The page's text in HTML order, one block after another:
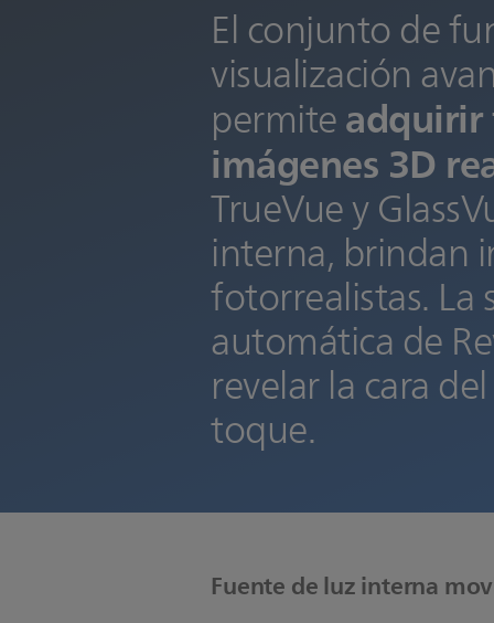
El conjunto de
visualización
permite
imágenes 3D
TrueVue y
interna, brindan
fotorrealistas. La
automática de
revelar la cara
toque.
Fuente de luz interna